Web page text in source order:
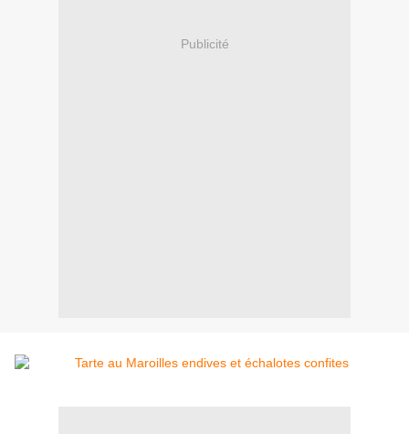
Publicité